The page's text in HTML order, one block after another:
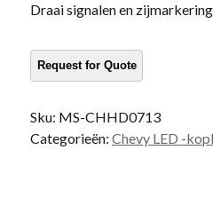
Draai signalen en
Sku: MS-CHHD0713
Categorieën: Chevy LED -